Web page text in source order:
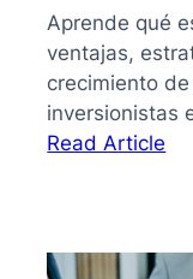
Aprende qué
ventajas,
crecimiento
inversionistas
Read Article
y